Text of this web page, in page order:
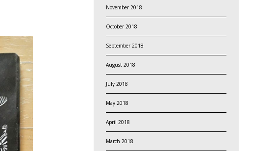
November 2018
October 2018
September 2018
August 2018
July 2018
May 2018
April 2018
March 2018